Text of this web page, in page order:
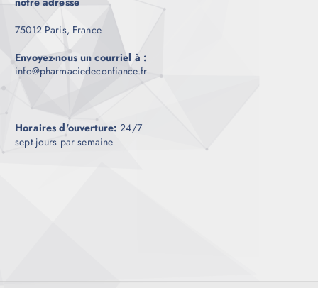
75012 Paris, France
Envoyez-nous un courriel à :
info@pharmaciedeconfiance.fr
Horaires d'ouverture: 24/7
sept jours par semaine